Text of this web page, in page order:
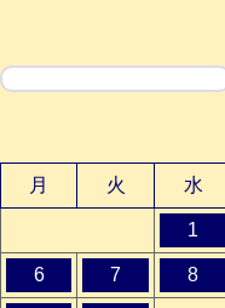
検索
月
火 水
1
6 7 8